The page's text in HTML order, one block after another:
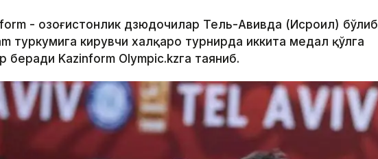
- Қозоғистонлик дзюдочилар Тель-Авивда (Исроил) бўлиб
туркумига кирувчи халқаро турнирда иккита медал қўлга
беради Kazinform Оlympic.kzга таяниб.